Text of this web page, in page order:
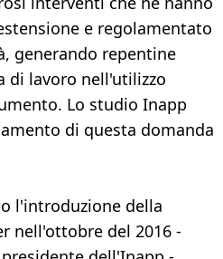
e regolamentato
generando repentine
di lavoro nell'utilizzo
Lo studio Inapp
di questa domanda
l'introduzione della
nell'ottobre del 2016 -